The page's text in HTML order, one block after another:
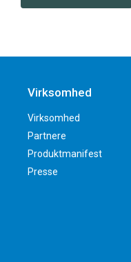
Virksomhed
Virksomhed
Partnere
Produktmanifest
Presse